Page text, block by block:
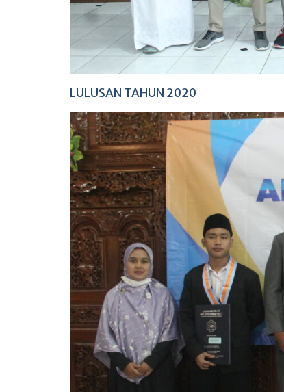
LULUSAN TAHUN 2020